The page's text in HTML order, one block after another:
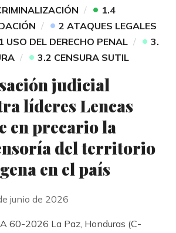
• 1.4
• 2 ATAQUES LEGALES
USO DEL DERECHO PENAL • 3.
• 3.2 CENSURA SUTIL
judicial
líderes Lencas
en precario la
del territorio
en el país
junio de 2026
60-2026 La Paz, Honduras (C-